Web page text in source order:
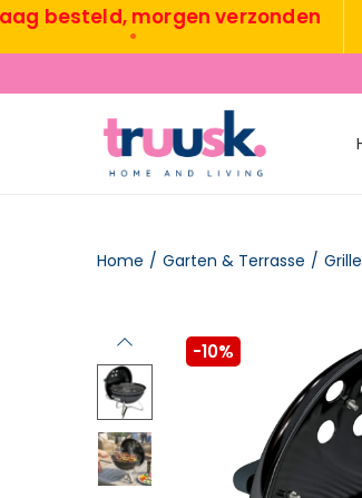
morgen verzonden 8.3
Home / Garten & Terrasse /
-10%